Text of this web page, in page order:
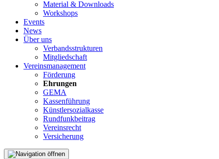
Material & Downloads
Workshops
Events
News
Über uns
Verbandsstrukturen
Mitgliedschaft
Vereinsmanagement
Förderung
Ehrungen
GEMA
Kassenführung
Künstlersozialkasse
Rundfunkbeitrag
Vereinsrecht
Versicherung